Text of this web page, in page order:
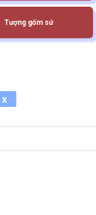
Tượng gốm sứ
x